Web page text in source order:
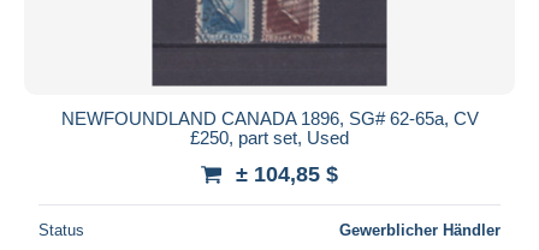
NEWFOUNDLAND CANADA 1896, SG# 62-65a, CV
£250, part set, Used
± 104,85 $
Status Gewerblicher Händler